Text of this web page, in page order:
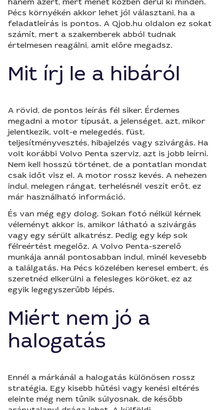
Pécs környékén akkor lehet jól választani, ha a
feladatleírás is pontos. A Qjob.hu oldalon ez sokat
számít, mert a szakemberek abból tudnak
értelmesen reagálni, amit előre megadsz.
Mit írj le a hibáról
A rövid, de pontos leírás fél siker. Érdemes
megadni a motor típusát, a jelenséget, azt, mikor
jelentkezik, volt-e melegedés, füst,
teljesítményvesztés, hibajelzés vagy szivárgás. Ha
volt korábbi Volvo Penta szerviz, azt is jobb leírni.
Nem kell hosszú történet, de a pontatlan mondat
csak időt visz el. A motor rossz kevés. A nehezen
indul, melegen rángat, terhelésnél veszít erőt, ez
már használható információ.
És van még egy dolog. Sokan fotó nélkül kérnek
véleményt akkor is, amikor látható a szivárgás
vagy egy sérült alkatrész. Pedig egy kép sok
félreértést megelőz. A Volvo Penta-szerelő
munkája annál pontosabban indul, minél kevesebb
a találgatás. Ha Pécs közelében keresel embert, és
szeretnéd elkerülni a felesleges köröket, ez az
egyik legegyszerűbb lépés.
Miért nem jó a
halogatás
Ennél a márkánál a halogatás különösen rossz
stratégia. Egy kisebb hűtési vagy kenési eltérés
eleinte még nem tűnik súlyosnak, de később